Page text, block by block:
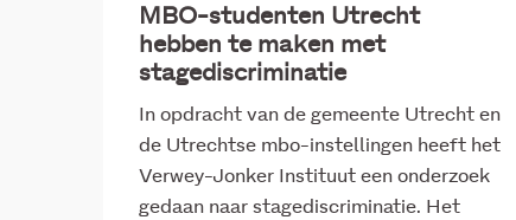
MBO-studenten Utrecht
hebben te maken met
stagediscriminatie
In opdracht van de gemeente Utrecht en
de Utrechtse mbo-instellingen heeft het
Verwey-Jonker Instituut een onderzoek
gedaan naar stagediscriminatie. Het